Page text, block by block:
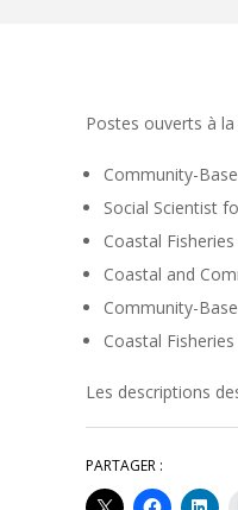
Postes ouverts à la
Community-
Social Scientist
Coastal
Coastal and
Community-
Coastal
Les descriptions
PARTAGER :